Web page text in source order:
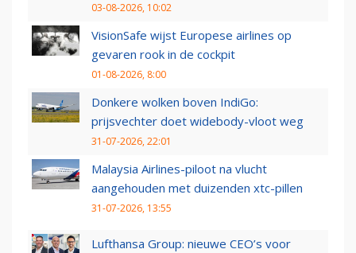
03-08-2026, 10:02
VisionSafe wijst Europese airlines op
gevaren rook in de cockpit
01-08-2026, 8:00
Donkere wolken boven IndiGo:
prijsvechter doet widebody-vloot weg
31-07-2026, 22:01
Malaysia Airlines-piloot na vlucht
aangehouden met duizenden xtc-pillen
31-07-2026, 13:55
Lufthansa Group: nieuwe CEO’s voor